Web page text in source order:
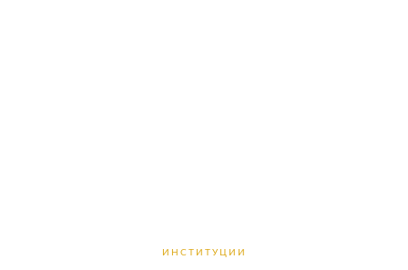
ИНСТИТУЦИИ